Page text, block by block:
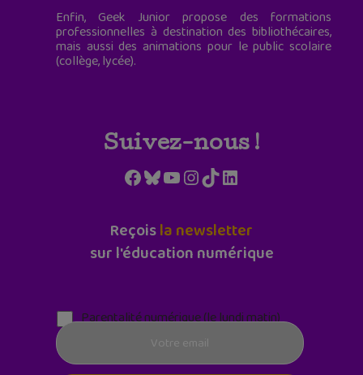
Enfin, Geek Junior propose des formations
professionnelles à destination des bibliothécaires,
mais aussi des animations pour le public scolaire
(collège, lycée).
Suivez-nous !
Facebook
Bluesky
YouTube
Instagram
TikTokLinkedIn
Reçoisla newsletter
sur l'éducation numérique
Parentalité numérique (le lundi matin)